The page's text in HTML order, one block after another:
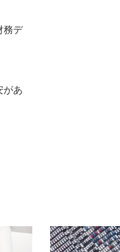
務デ
があ